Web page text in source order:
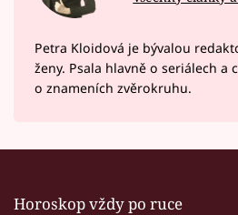
Petra Kloidová je bývalou
ženy. Psala hlavně o seriálech a
o znameních zvěrokruhu.
Horoskop vždy po ruce